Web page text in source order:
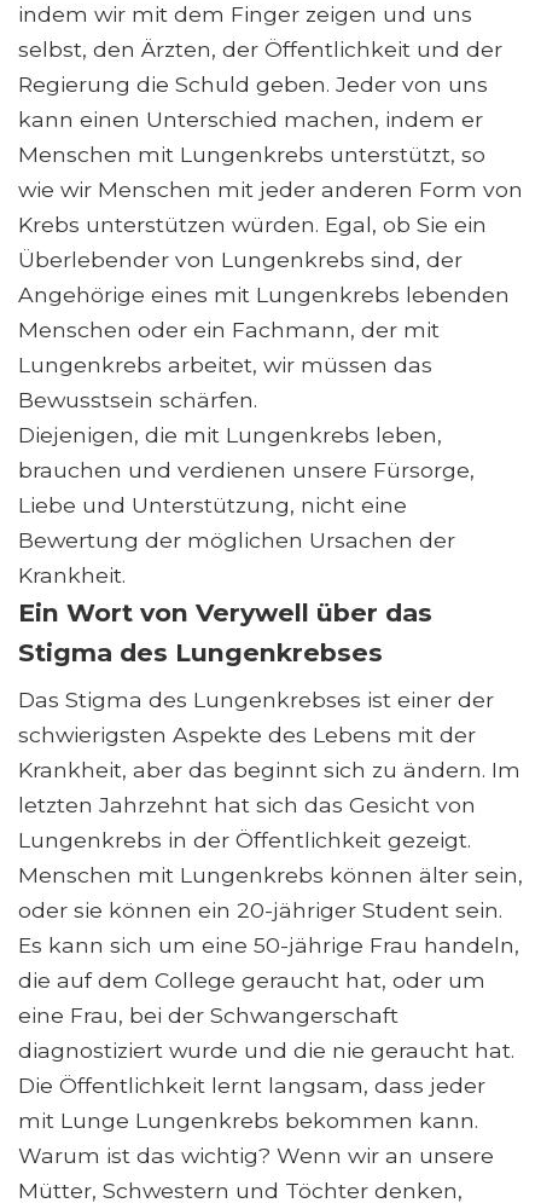
indem wir mit dem Finger zeigen und uns
selbst, den Ärzten, der Öffentlichkeit und der
Regierung die Schuld geben. Jeder von uns
kann einen Unterschied machen, indem er
Menschen mit Lungenkrebs unterstützt, so
wie wir Menschen mit jeder anderen Form von
Krebs unterstützen würden. Egal, ob Sie ein
Überlebender von Lungenkrebs sind, der
Angehörige eines mit Lungenkrebs lebenden
Menschen oder ein Fachmann, der mit
Lungenkrebs arbeitet, wir müssen das
Bewusstsein schärfen.
Diejenigen, die mit Lungenkrebs leben,
brauchen und verdienen unsere Fürsorge,
Liebe und Unterstützung, nicht eine
Bewertung der möglichen Ursachen der
Krankheit.
Ein Wort von Verywell über das
Stigma des Lungenkrebses
Das Stigma des Lungenkrebses ist einer der
schwierigsten Aspekte des Lebens mit der
Krankheit, aber das beginnt sich zu ändern. Im
letzten Jahrzehnt hat sich das Gesicht von
Lungenkrebs in der Öffentlichkeit gezeigt.
Menschen mit Lungenkrebs können älter sein,
oder sie können ein 20-jähriger Student sein.
Es kann sich um eine 50-jährige Frau handeln,
die auf dem College geraucht hat, oder um
eine Frau, bei der Schwangerschaft
diagnostiziert wurde und die nie geraucht hat.
Die Öffentlichkeit lernt langsam, dass jeder
mit Lunge Lungenkrebs bekommen kann.
Warum ist das wichtig? Wenn wir an unsere
Mütter, Schwestern und Töchter denken,